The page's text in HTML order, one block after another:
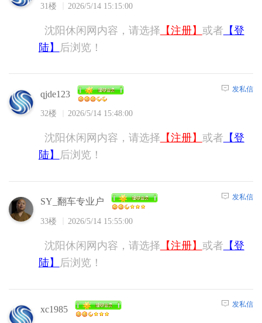
31楼 2026/5/14 15:15:00
沈阳休闲网内容，请选择 【注册】 或者 【登
陆】
后浏览！
qjde123
32楼 2026/5/14 15:48:00
发私信
沈阳休闲网内容，请选择 【注册】 或者 【登
陆】
后浏览！
SY_翻车专业户
33楼 2026/5/14 15:55:00
发私信
沈阳休闲网内容，请选择 【注册】 或者 【登
陆】
后浏览！
xc1985 发私信